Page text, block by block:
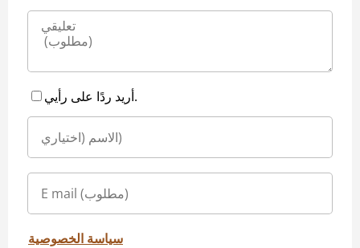
أريد ردًا على رأيي.
سياسة الخصوصية